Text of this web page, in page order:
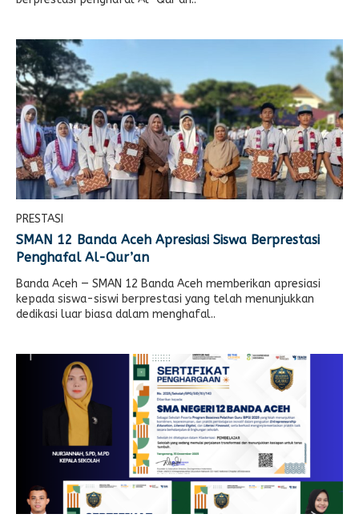
PRESTASI
SMAN 12 Banda Aceh Apresiasi Siswa Berprestasi
Penghafal Al-Qur’an
Banda Aceh — SMAN 12 Banda Aceh memberikan apresiasi
kepada siswa-siswi berprestasi yang telah menunjukkan
dedikasi luar biasa dalam menghafal..